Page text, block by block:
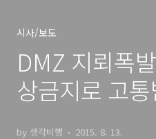
시사/보도
DMZ 지뢰폭
상금지로 고
by 생각비행 2015. 8. 13.